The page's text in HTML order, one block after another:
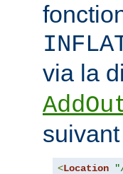
via la
suivant
<Location